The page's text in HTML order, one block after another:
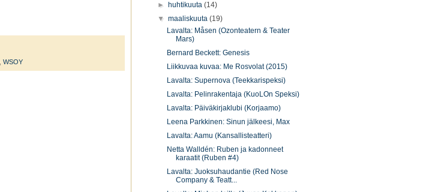
WSOY
► huhtikuuta(14)
▼maaliskuuta(19)
Lavalta: Måsen (Ozonteatern & Teater
Mars)
Bernard Beckett: Genesis
Liikkuvaa kuvaa: Me Rosvolat (2015)
Lavalta: Supernova (Teekkarispeksi)
Lavalta: Pelinrakentaja (KuoLOn Speksi)
Lavalta: Päiväkirjaklubi (Korjaamo)
Leena Parkkinen: Sinun jälkeesi, Max
Lavalta: Aamu (Kansallisteatteri)
Netta Walldén: Ruben ja kadonneet
karaatit (Ruben #4)
Lavalta: Juoksuhaudantie (Red Nose
Company & Teatt...